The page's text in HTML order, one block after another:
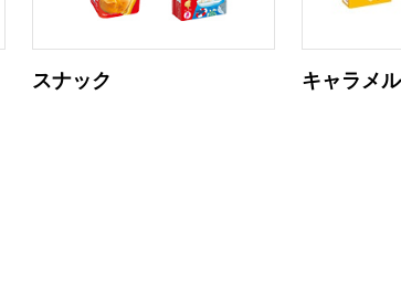
スナック キャラメル